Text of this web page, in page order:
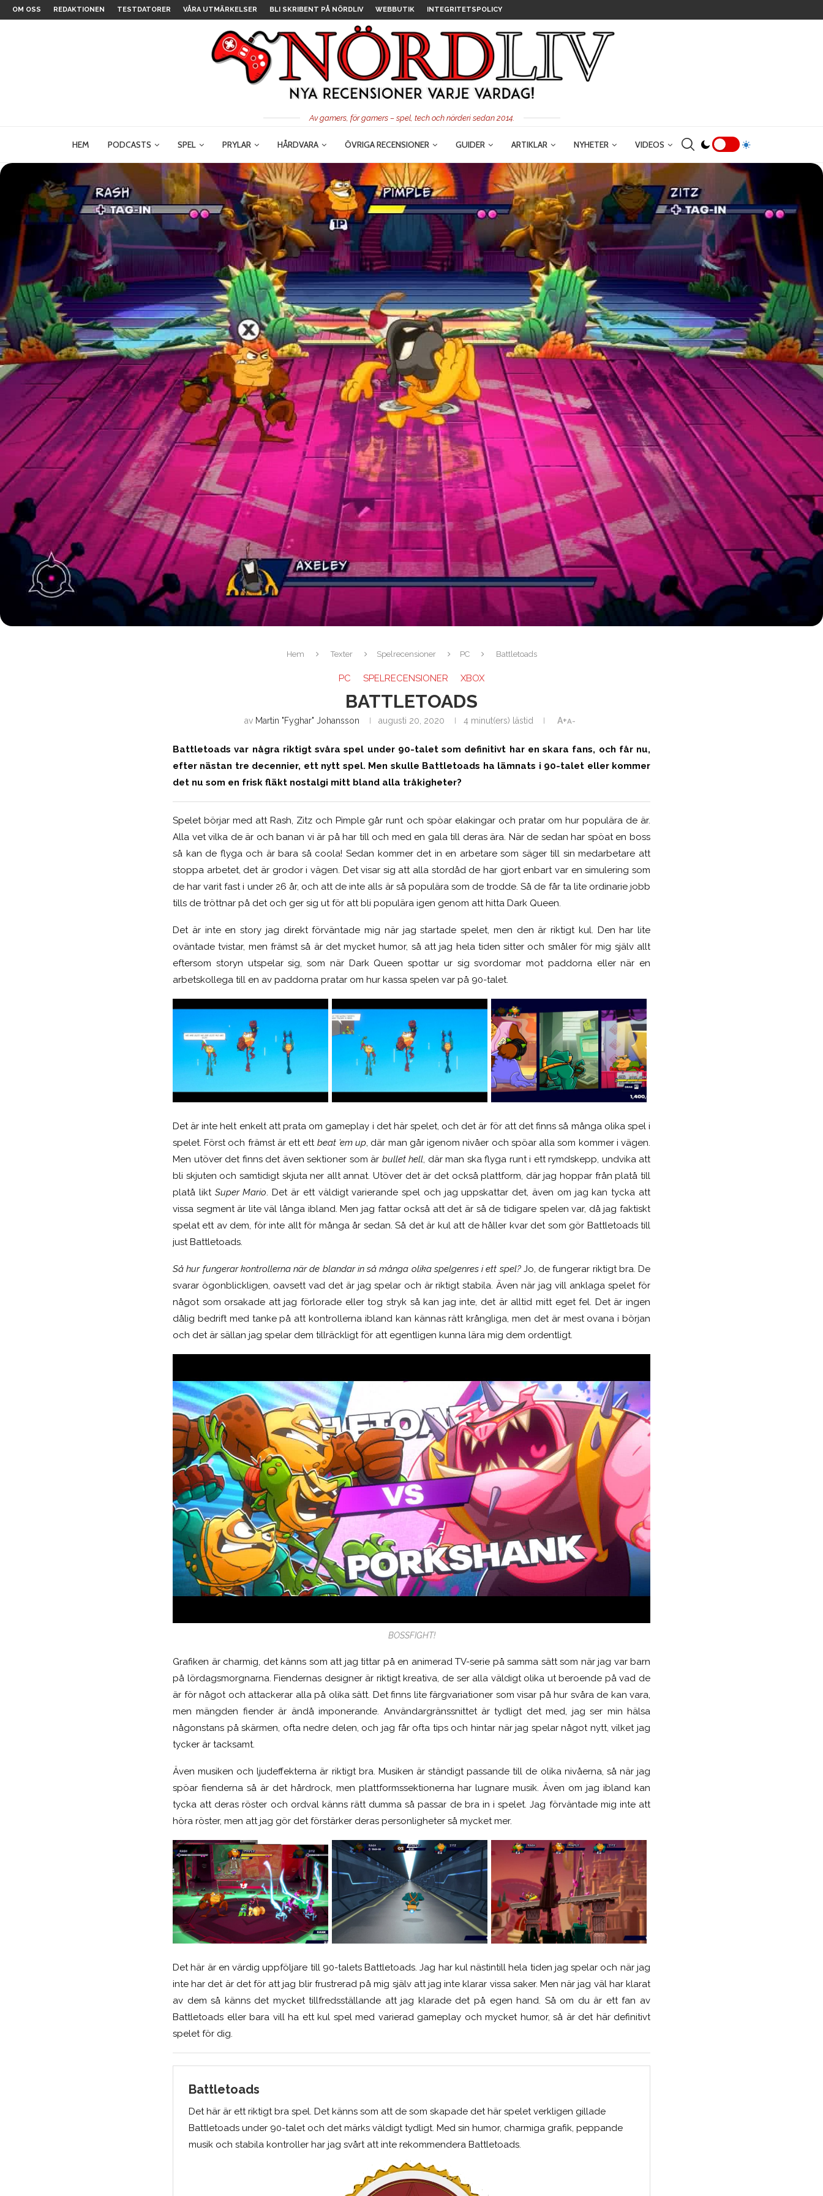
OM OSS REDAKTIONEN TESTDATORER VÅRA UTMÄRKELSER BLI SKRIBENT PÅ NÖRDLIV WEBBUTIK INTEGRITETSPOLICY
Av gamers, för gamers – spel, tech och nörderi sedan 2014.
HEM PODCASTS SPEL PRYLAR HÅRDVARA ÖVRIGA RECENSIONER GUIDER ARTIKLAR NYHETER VIDEOS
Hem Texter Spelrecensioner PC Battletoads
PC SPELRECENSIONER XBOX
BATTLETOADS
av Martin "Fyghar" Johansson augusti 20, 2020 4 minut(ers) lästid A+A-
Battletoads var några riktigt svåra spel under 90-talet som definitivt har en skara fans, och får nu,
efter nästan tre decennier, ett nytt spel. Men skulle Battletoads ha lämnats i 90-talet eller kommer
det nu som en frisk fläkt nostalgi mitt bland alla tråkigheter?
Spelet börjar med att Rash, Zitz och Pimple går runt och spöar elakingar och pratar om hur populära de är.
Alla vet vilka de är och banan vi är på har till och med en gala till deras ära. När de sedan har spöat en boss
så kan de flyga och är bara så coola! Sedan kommer det in en arbetare som säger till sin medarbetare att
stoppa arbetet, det är grodor i vägen. Det visar sig att alla stordåd de har gjort enbart var en simulering som
de har varit fast i under 26 år, och att de inte alls är så populära som de trodde. Så de får ta lite ordinarie jobb
tills de tröttnar på det och ger sig ut för att bli populära igen genom att hitta Dark Queen.
Det är inte en story jag direkt förväntade mig när jag startade spelet, men den är riktigt kul. Den har lite
oväntade tvistar, men främst så är det mycket humor, så att jag hela tiden sitter och småler för mig själv allt
eftersom storyn utspelar sig, som när Dark Queen spottar ur sig svordomar mot paddorna eller när en
arbetskollega till en av paddorna pratar om hur kassa spelen var på 90-talet.
Det är inte helt enkelt att prata om gameplay i det här spelet, och det är för att det finns så många olika spel i
spelet. Först och främst är ett ett beat ’em up, där man går igenom nivåer och spöar alla som kommer i vägen.
Men utöver det finns det även sektioner som är bullet hell, där man ska flyga runt i ett rymdskepp, undvika att
bli skjuten och samtidigt skjuta ner allt annat. Utöver det är det också plattform, där jag hoppar från platå till
platå likt Super Mario. Det är ett väldigt varierande spel och jag uppskattar det, även om jag kan tycka att
vissa segment är lite väl långa ibland. Men jag fattar också att det är så de tidigare spelen var, då jag faktiskt
spelat ett av dem, för inte allt för många år sedan. Så det är kul att de håller kvar det som gör Battletoads till
just Battletoads.
Så hur fungerar kontrollerna när de blandar in så många olika spelgenres i ett spel?Jo, de fungerar riktigt bra. De
svarar ögonblickligen, oavsett vad det är jag spelar och är riktigt stabila. Även när jag vill anklaga spelet för
något som orsakade att jag förlorade eller tog stryk så kan jag inte, det är alltid mitt eget fel. Det är ingen
dålig bedrift med tanke på att kontrollerna ibland kan kännas rätt krångliga, men det är mest ovana i början
och det är sällan jag spelar dem tillräckligt för att egentligen kunna lära mig dem ordentligt.
BOSSFIGHT!
Grafiken är charmig, det känns som att jag tittar på en animerad TV-serie på samma sätt som när jag var barn
på lördagsmorgnarna. Fiendernas designer är riktigt kreativa, de ser alla väldigt olika ut beroende på vad de
är för något och attackerar alla på olika sätt. Det finns lite färgvariationer som visar på hur svåra de kan vara,
men mängden fiender är ändå imponerande. Användargränssnittet är tydligt det med, jag ser min hälsa
någonstans på skärmen, ofta nedre delen, och jag får ofta tips och hintar när jag spelar något nytt, vilket jag
tycker är tacksamt.
Även musiken och ljudeffekterna är riktigt bra. Musiken är ständigt passande till de olika nivåerna, så när jag
spöar fienderna så är det hårdrock, men plattformssektionerna har lugnare musik. Även om jag ibland kan
tycka att deras röster och ordval känns rätt dumma så passar de bra in i spelet. Jag förväntade mig inte att
höra röster, men att jag gör det förstärker deras personligheter så mycket mer.
Det här är en värdig uppföljare till 90-talets Battletoads. Jag har kul nästintill hela tiden jag spelar och när jag
inte har det är det för att jag blir frustrerad på mig själv att jag inte klarar vissa saker. Men när jag väl har klarat
av dem så känns det mycket tillfredsställande att jag klarade det på egen hand. Så om du är ett fan av
Battletoads eller bara vill ha ett kul spel med varierad gameplay och mycket humor, så är det här definitivt
spelet för dig.
Battletoads
Det här är ett riktigt bra spel. Det känns som att de som skapade det här spelet verkligen gillade
Battletoads under 90-talet och det märks väldigt tydligt. Med sin humor, charmiga grafik, peppande
musik och stabila kontroller har jag svårt att inte rekommendera Battletoads.